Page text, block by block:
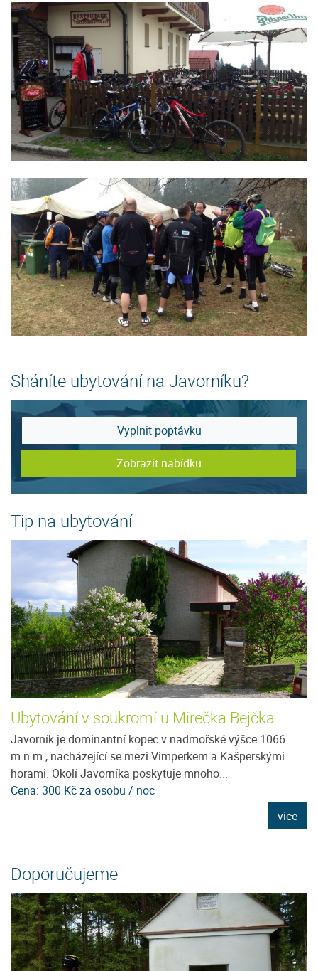
Sháníte ubytování na Javorníku?
Vyplnit poptávku
Zobrazit nabídku
Tip na ubytování
Ubytování v soukromí u Mirečka Bejčka
Javorník je dominantní kopec v nadmořské výšce 1066
m.n.m., nacházející se mezi Vimperkem a Kašperskými
horami. Okolí Javorníka poskytuje mnoho...
Cena: 300 Kč za osobu / noc
více
Doporučujeme